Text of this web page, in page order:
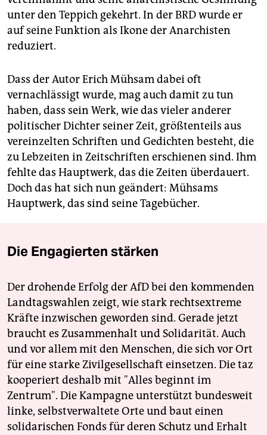
unter den Teppich gekehrt. In der BRD wurde er
auf seine Funktion als Ikone der Anarchisten
reduziert.
Dass der Autor Erich Mühsam dabei oft
vernachlässigt wurde, mag auch damit zu tun
haben, dass sein Werk, wie das vieler anderer
politischer Dichter seiner Zeit, größtenteils aus
vereinzelten Schriften und Gedichten besteht, die
zu Lebzeiten in Zeitschriften erschienen sind. Ihm
fehlte das Hauptwerk, das die Zeiten überdauert.
Doch das hat sich nun geändert: Mühsams
Hauptwerk, das sind seine Tagebücher.
Die Engagierten stärken
Der drohende Erfolg der AfD bei den kommenden
Landtagswahlen zeigt, wie stark rechtsextreme
Kräfte inzwischen geworden sind. Gerade jetzt
braucht es Zusammenhalt und Solidarität. Auch
und vor allem mit den Menschen, die sich vor Ort
für eine starke Zivilgesellschaft einsetzen. Die taz
kooperiert deshalb mit "Alles beginnt im
Zentrum". Die Kampagne unterstützt bundesweit
linke, selbstverwaltete Orte und baut einen
solidarischen Fonds für deren Schutz und Erhalt